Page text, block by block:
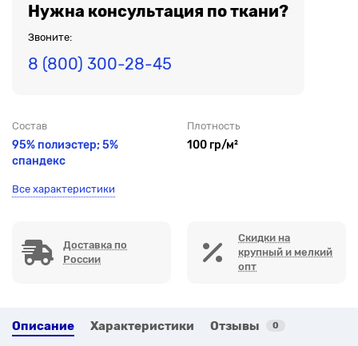
Нужна консультация по ткани?
Звоните:
8 (800) 300-28-45
Состав
95% полиэстер; 5%
спандекс
Плотность
100 гр/м²
Все характеристики
Доставка по
России
Скидки на
крупный и мелкий
опт
Описание Характеристики Отзывы 0